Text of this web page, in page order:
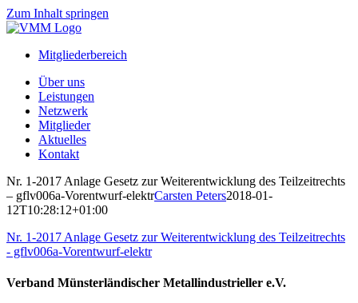
Zum Inhalt springen
Mitgliederbereich
Über uns
Leistungen
Netzwerk
Mitglieder
Aktuelles
Kontakt
Nr. 1-2017 Anlage Gesetz zur Weiterentwicklung des Teilzeitrechts
– gflv006a-Vorentwurf-elektrCarsten Peters2018-01-
12T10:28:12+01:00
Nr. 1-2017 Anlage Gesetz zur Weiterentwicklung des Teilzeitrechts
- gflv006a-Vorentwurf-elektr
Verband Münsterländischer Metallindustrieller e.V.